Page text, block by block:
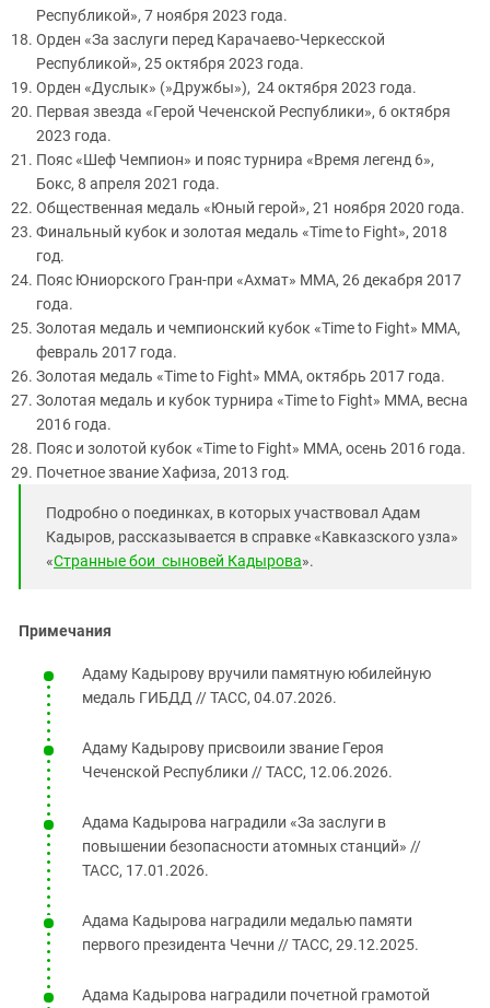
Республикой», 7 ноября 2023 года.
Орден «За заслуги перед Карачаево-Черкесской
Республикой», 25 октября 2023 года.
Орден «Дуслык» (»Дружбы»), 24 октября 2023 года.
Первая звезда «Герой Чеченской Республики», 6 октября
2023 года.
Пояс «Шеф Чемпион» и пояс турнира «Время легенд 6»,
Бокс, 8 апреля 2021 года.
Общественная медаль «Юный герой», 21 ноября 2020 года.
Финальный кубок и золотая медаль «Time to Fight», 2018
год.
Пояс Юниорского Гран-при «Ахмат» ММА, 26 декабря 2017
года.
Золотая медаль и чемпионский кубок «Time to Fight» ММА,
февраль 2017 года.
Золотая медаль «Time to Fight» ММА, октябрь 2017 года.
Золотая медаль и кубок турнира «Time to Fight» ММА, весна
2016 года.
Пояс и золотой кубок «Time to Fight» ММА, осень 2016 года.
Почетное звание Хафиза, 2013 год.
Подробно о поединках, в которых участвовал Адам
Кадыров, рассказывается в справке «Кавказского узла»
«Странные бои сыновей Кадырова».
Примечания
Адаму Кадырову вручили памятную юбилейную
медаль ГИБДД // ТАСС, 04.07.2026.
Адаму Кадырову присвоили звание Героя
Чеченской Республики // ТАСС, 12.06.2026.
Адама Кадырова наградили «За заслуги в
повышении безопасности атомных станций» //
TACC, 17.01.2026.
Адама Кадырова наградили медалью памяти
первого президента Чечни // ТАСС, 29.12.2025.
Адама Кадырова наградили почетной грамотой